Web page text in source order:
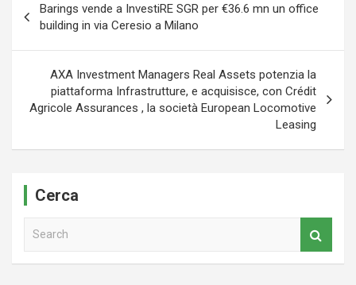
articoli
Barings vende a InvestiRE SGR per €36.6 mn un office
building in via Ceresio a Milano
AXA Investment Managers Real Assets potenzia la
piattaforma Infrastrutture, e acquisisce, con Crédit
Agricole Assurances , la società European Locomotive
Leasing
Cerca